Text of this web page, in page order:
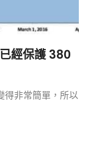
經保護 380
得非常簡單，所以